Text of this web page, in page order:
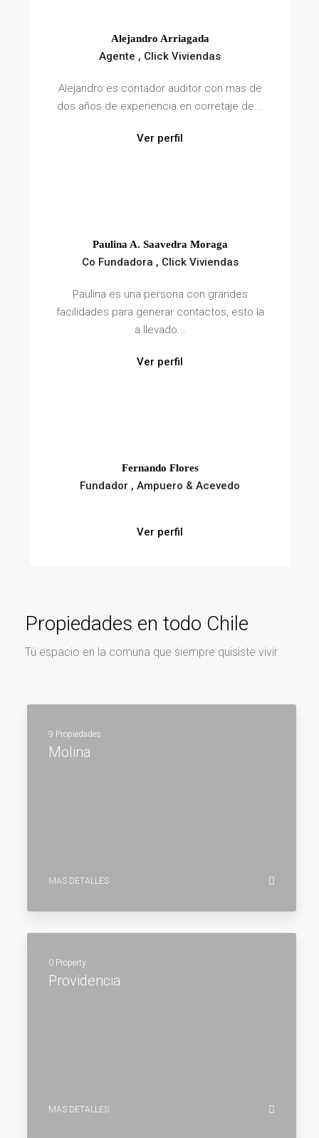
Alejandro Arriagada
Agente , Click Viviendas
Alejandro es contador auditor con mas de
dos años de experiencia en corretaje de...
Ver perfil
Paulina A. Saavedra Moraga
Co Fundadora , Click Viviendas
Paulina es una persona con grandes
facilidades para generar contactos, esto la
a llevado...
Ver perfil
Fernando Flores
Fundador , Ampuero & Acevedo
Ver perfil
Propiedades en todo Chile
Tú espacio en la comuna que siempre quisiste vivir.
9 Propiedades
Molina
MAS DETALLES
0 Property
Providencia
MAS DETALLES